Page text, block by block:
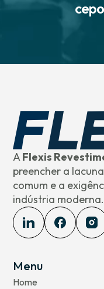
AFlexis
preencher a
comum e a
indústria moderna.
Menu
Home